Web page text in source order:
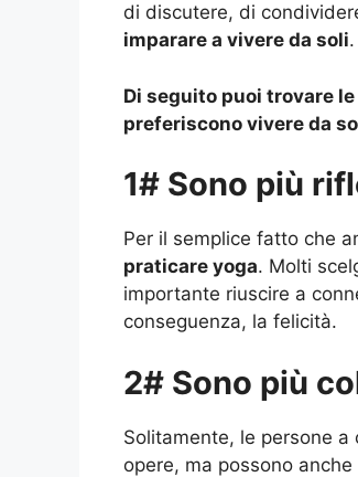
di discutere, di
imparare a vivere da soli.
Di seguito puoi trovare
preferiscono vivere da
1# Sono più
Per il semplice fatto che
praticare yoga. Molti
importante riuscire a
conseguenza, la felicità.
2# Sono più
Solitamente, le persone
opere, ma possono